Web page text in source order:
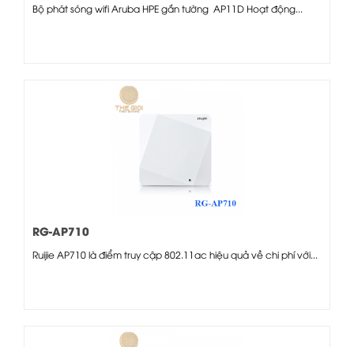
Bộ phát sóng wifi Aruba HPE gắn tường AP11D Hoạt động...
RG-AP710
Ruijie AP710 là điểm truy cập 802.11ac hiệu quả về chi phí với...